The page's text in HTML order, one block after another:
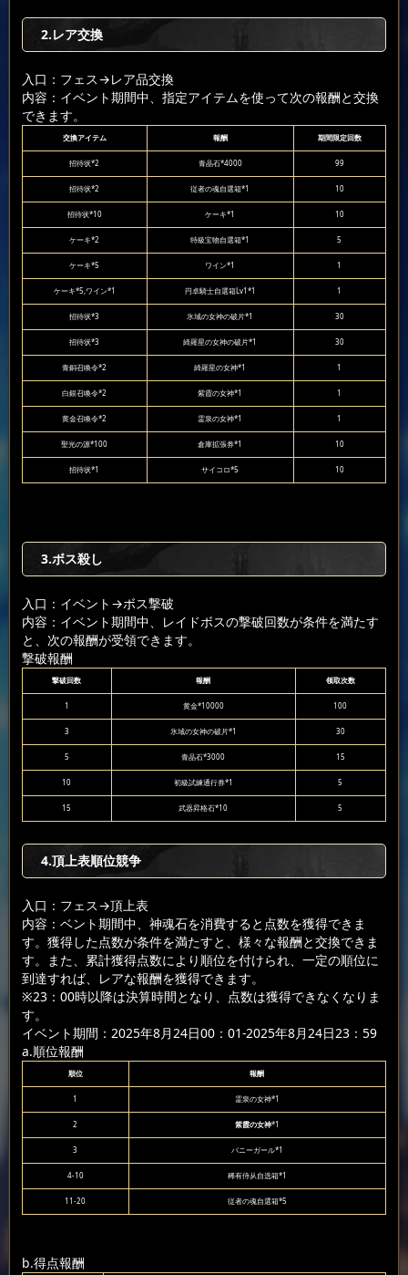
2.レア交換
入口：フェス→レア品交換
内容：イベント期間中、指定アイテムを使って次の報酬と交換
できます。
交換アイテム 報酬 期間限定回数
招待状*2 青晶石*4000 99
招待状*2 従者の魂自選箱*1 10
招待状*10 ケーキ*1 10
ケーキ*2 特級宝物自選箱*1 5
ケーキ*5 ワイン*1 1
ケーキ*5,ワイン*1 円卓騎士自選箱Lv1*1 1
招待状*3 氷域の女神の破片*1 30
招待状*3 綺羅星の女神の破片*1 30
青銅召喚令*2 綺羅星の女神*1 1
白銀召喚令*2 紫霞の女神*1 1
黄金召喚令*2 霊泉の女神*1 1
聖光の源*100 倉庫拡張券*1 10
招待状*1 サイコロ*5 10
3.ボス殺し
入口：イベント →ボス撃破
内容：イベント期間中、レイドボスの撃破回数が条件を満たす
と、次の報酬が受領できます。
撃破報酬
撃破回数 報酬 领取次数
1 黄金*10000 100
3 氷域の女神の破片*1 30
5 青晶石*3000 15
10 初級試練通行券*1 5
15 武器昇格石*10 5
4.頂上表順位競争
入口：フェス→頂上表
内容：ベント期間中、神魂石を消費すると点数を獲得できま
す。獲得した点数が条件を満たすと、様々な報酬と交換できま
す。また、累計獲得点数により順位を付けられ、一定の順位に
到達すれば、レアな報酬を獲得できます。
※23：00時以降は決算時間となり、点数は獲得できなくなりま
す。
イベント期間：2025年8月24日00：01-2025年8月24日23：59
a.順位報酬
順位 報酬
1 霊泉の女神*1
2 紫霞の女神*1
3 バニーガール*1
4-10 稀有侍从自选箱*1
11-20 従者の魂自選箱*5
b.得点報酬